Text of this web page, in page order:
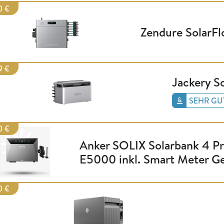
€
Zendure
€
Jackery
SEHR
€
Anker SOLIX Solarbank 4
E5000 inkl. Smart Meter
€